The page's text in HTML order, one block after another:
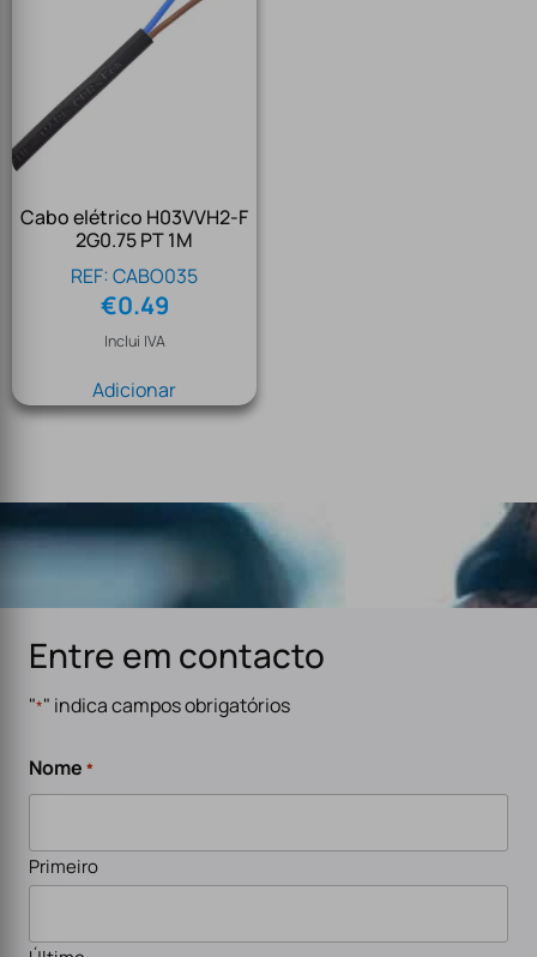
Cabo elétrico H03VVH2-F
2G0.75 PT 1M
REF: CABO035
€0.49
Inclui IVA
Adicionar
Entre em contacto
"*" indica campos obrigatórios
Nome *
Primeiro